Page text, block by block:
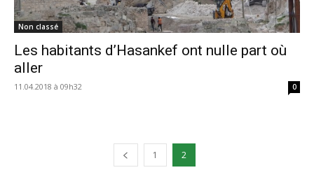
Non classé
Les habitants d’Hasankef ont nulle part où
aller
11.04.2018 à 09h32 0
1 2